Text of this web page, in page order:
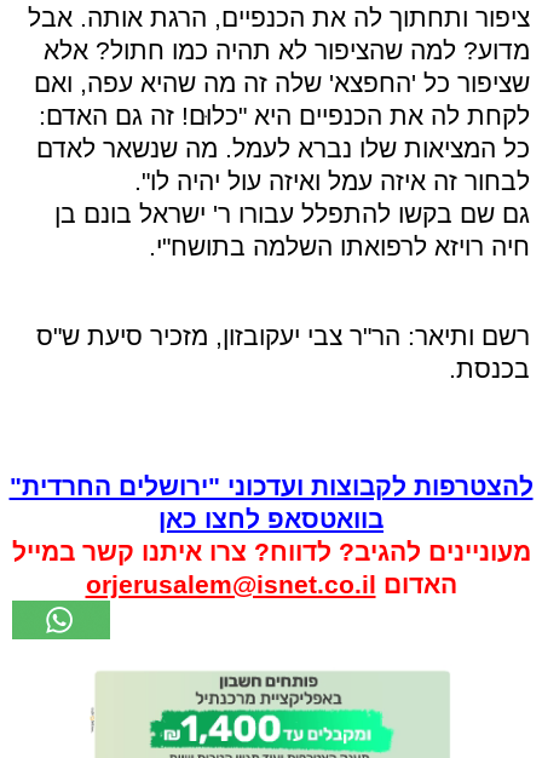
ציפור ותחתוך לה את הכנפיים, הרגת אותה. אבל
מדוע? למה שהציפור לא תהיה כמו חתול? אלא
שציפור כל 'החפצא' שלה זה מה שהיא עפה, ואם
לקחת לה את הכנפיים היא "כלוּם! זה גם האדם:
כל המציאות שלו נברא לעמל. מה שנשאר לאדם
לבחור זה איזה עמל ואיזה עול יהיה לו".
גם שם בקשו להתפלל עבורו ר' ישראל בונם בן
חיה רויזא לרפואתו השלמה בתושח"י.
רשם ותיאר: הר"ר צבי יעקובזון, מזכיר סיעת ש"ס
בכנסת.
להצטרפות לקבוצות ועדכוני "ירושלים החרדית"
בוואטסאפ לחצו כאן
מעוניינים להגיב? לדווח? צרו איתנו קשר במייל
האדום orjerusalem@isnet.co.il